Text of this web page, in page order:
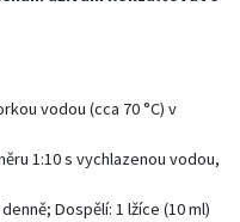
vodou (cca 70 °C) v
1:10 s vychlazenou vodou,
Dospělí: 1 lžíce (10 ml)